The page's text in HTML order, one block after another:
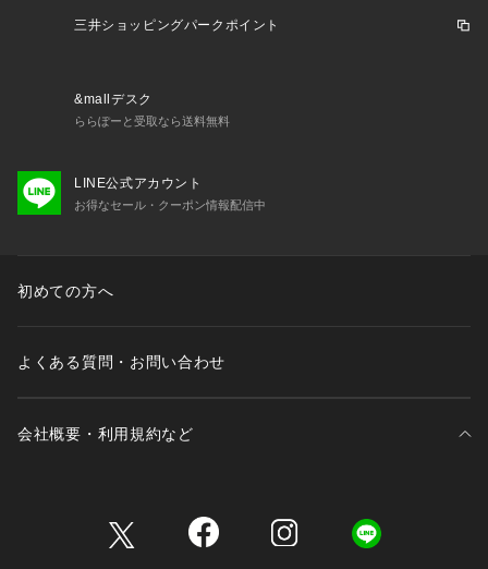
三井ショッピングパークポイント
&mallデスク
ららぽーと受取なら送料無料
LINE公式アカウント
お得なセール・クーポン情報配信中
初めての方へ
よくある質問・お問い合わせ
会社概要・利用規約など